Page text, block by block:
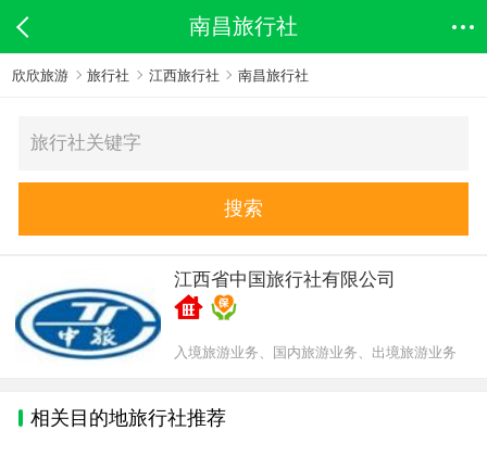
南昌旅行社
欣欣旅游 旅行社 江西旅行社 南昌旅行社
搜索
江西省中国旅行社有限公司
入境旅游业务、国内旅游业务、出境旅游业务
相关目的地旅行社推荐